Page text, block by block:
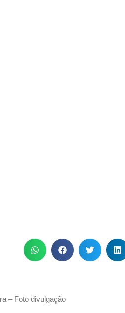
– Foto divulgação